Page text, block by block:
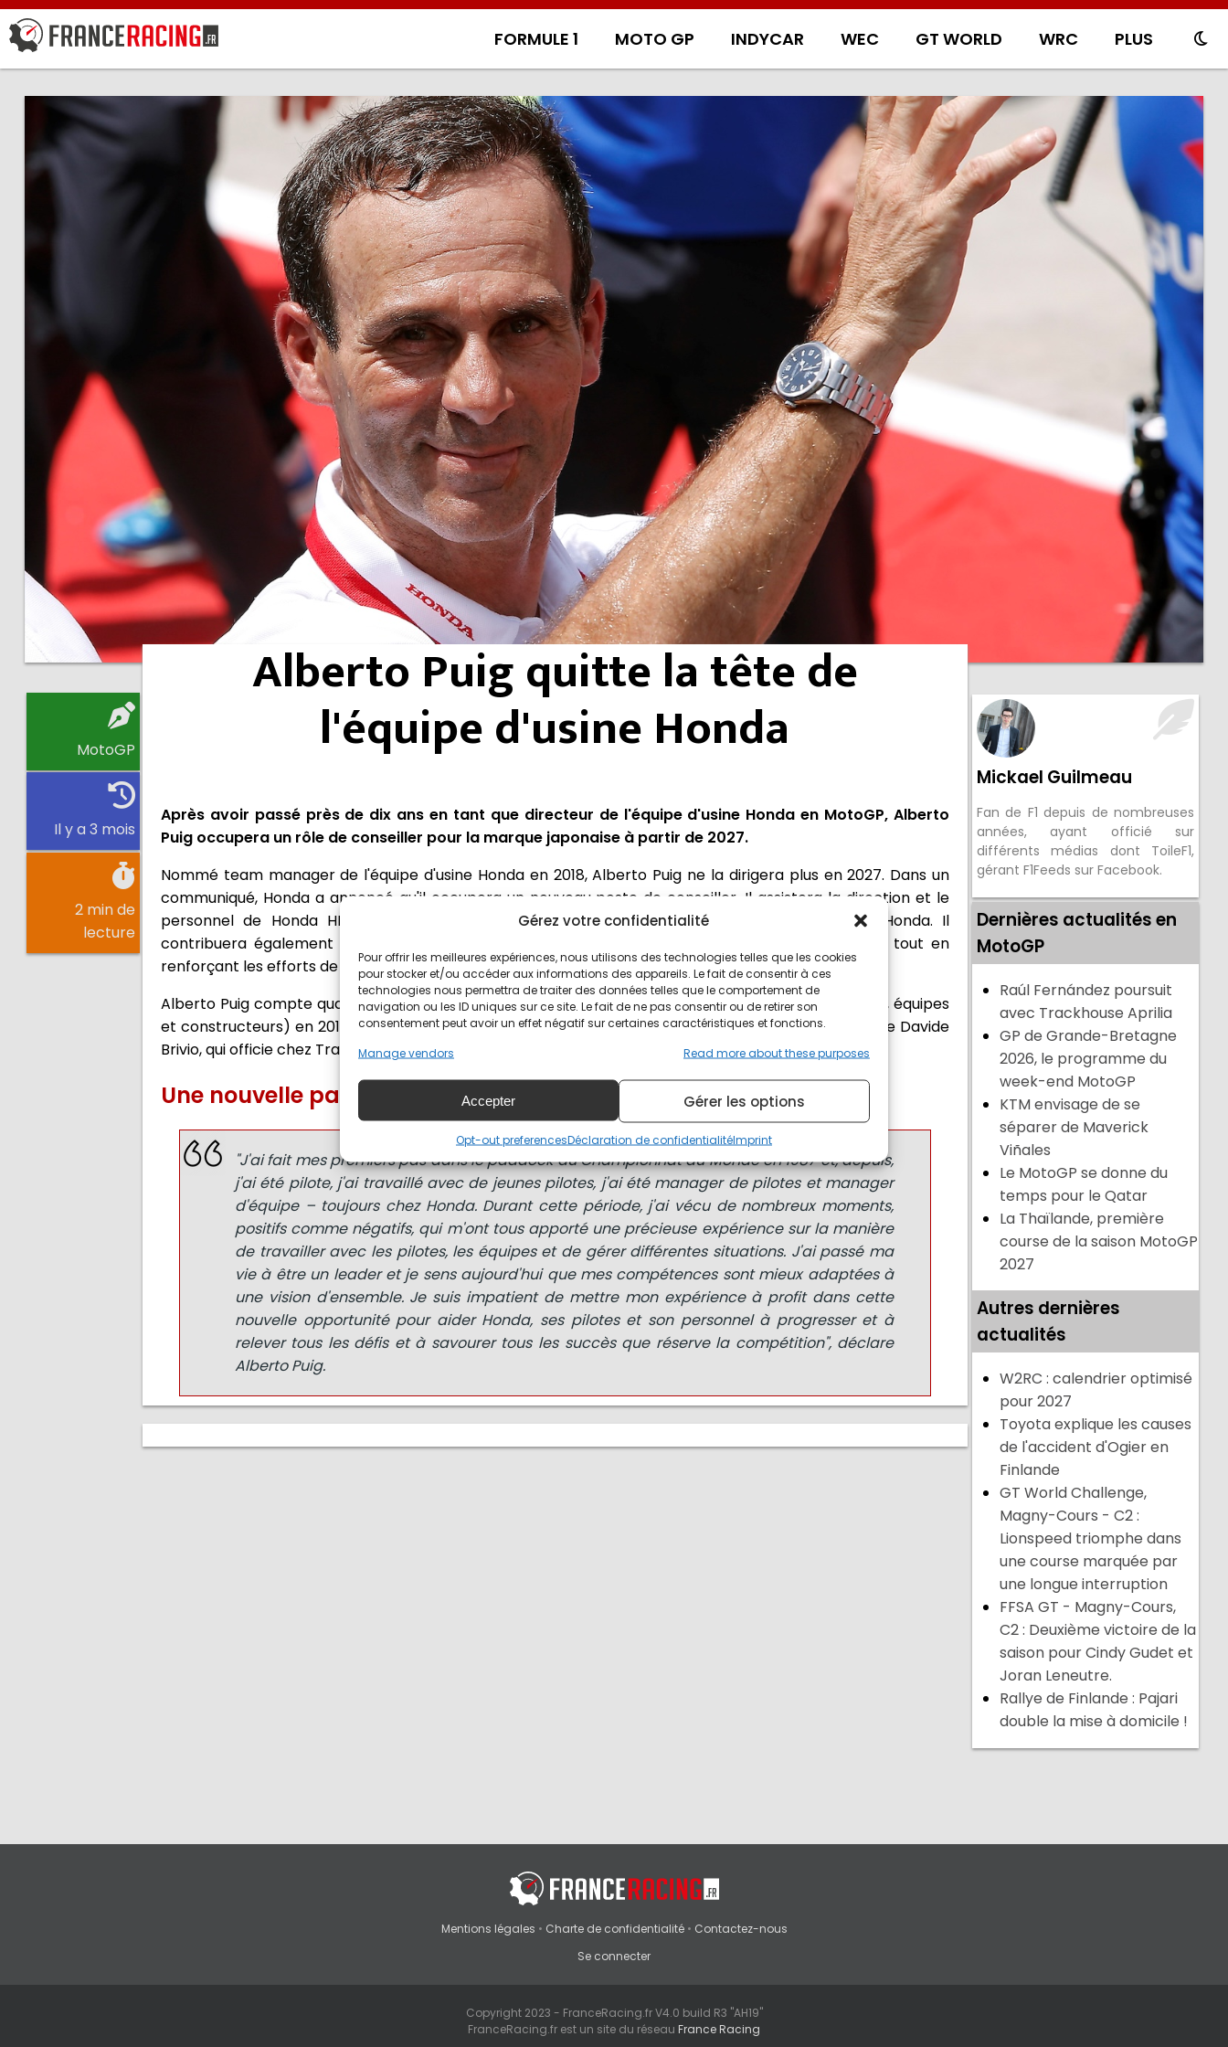
Gérez votre confidentialité
Pour offrir les meilleures expériences, nous utilisons des technologies telles que les cookies
pour stocker et/ou accéder aux informations des appareils. Le fait de consentir à ces
technologies nous permettra de traiter des données telles que le comportement de
navigation ou les ID uniques sur ce site. Le fait de ne pas consentir ou de retirer son
consentement peut avoir un effet négatif sur certaines caractéristiques et fonctions.
Manage vendors
Read more about these purposes
Accepter Gérer les options
Opt-out preferencesDéclaration de confidentialitéImprint
FORMULE 1 MOTO GP INDYCAR WEC GT WORLD WRC PLUS
MotoGP
Il y a 3 mois
2 min de
lecture
Alberto Puig quitte la tête de
l'équipe d'usine Honda
Après avoir passé près de dix ans en tant que directeur de l'équipe d'usine Honda en MotoGP, Alberto
Puig occupera un rôle de conseiller pour la marque japonaise à partir de 2027.
Nommé team manager de l'équipe d'usine Honda en 2018, Alberto Puig ne la dirigera plus en 2027. Dans un
communiqué, Honda a annoncé qu'il occupera un nouveau poste de conseiller. Il assistera la direction et le
personnel de Honda HRC sur diverses missions couvrant l'ensemble des activités moto de Honda. Il
contribuera également à l'élaboration des programmes de formation des jeunes pilotes Honda, tout en
renforçant les efforts de la marque en MotoGP et en Superbike.
Alberto Puig compte quarante années d'expérience et a remporté la triple couronne (titres pilotes, équipes
et constructeurs) en 2018 et 2019 avec Marc Márquez. Les dernières rumeurs annoncent la venue de Davide
Brivio, qui officie chez Trackhouse Aprilia, à sa place.
Une nouvelle page se tourne pour Honda
"J'ai fait mes premiers pas dans le paddock du Championnat du Monde en 1987 et, depuis,
j'ai été pilote, j'ai travaillé avec de jeunes pilotes, j'ai été manager de pilotes et manager
d'équipe – toujours chez Honda. Durant cette période, j'ai vécu de nombreux moments,
positifs comme négatifs, qui m'ont tous apporté une précieuse expérience sur la manière
de travailler avec les pilotes, les équipes et de gérer différentes situations. J'ai passé ma
vie à être un leader et je sens aujourd'hui que mes compétences sont mieux adaptées à
une vision d'ensemble. Je suis impatient de mettre mon expérience à profit dans cette
nouvelle opportunité pour aider Honda, ses pilotes et son personnel à progresser et à
relever tous les défis et à savourer tous les succès que réserve la compétition", déclare
Alberto Puig.
Mickael Guilmeau
Fan de F1 depuis de nombreuses
années, ayant officié sur
différents médias dont ToileF1,
gérant F1Feeds sur Facebook.
Dernières actualités en
MotoGP
Raúl Fernández poursuit
avec Trackhouse Aprilia
GP de Grande-Bretagne
2026, le programme du
week-end MotoGP
KTM envisage de se
séparer de Maverick
Viñales
Le MotoGP se donne du
temps pour le Qatar
La Thaïlande, première
course de la saison MotoGP
2027
Autres dernières
actualités
W2RC : calendrier optimisé
pour 2027
Toyota explique les causes
de l'accident d'Ogier en
Finlande
GT World Challenge,
Magny-Cours - C2 :
Lionspeed triomphe dans
une course marquée par
une longue interruption
FFSA GT - Magny-Cours,
C2 : Deuxième victoire de la
saison pour Cindy Gudet et
Joran Leneutre.
Rallye de Finlande : Pajari
double la mise à domicile !
Mentions légales • Charte de confidentialité• Contactez-nous
Se connecter
Copyright 2023 - FranceRacing.fr V4.0 build R3 "AH19"
FranceRacing.fr est un site du réseau France Racing